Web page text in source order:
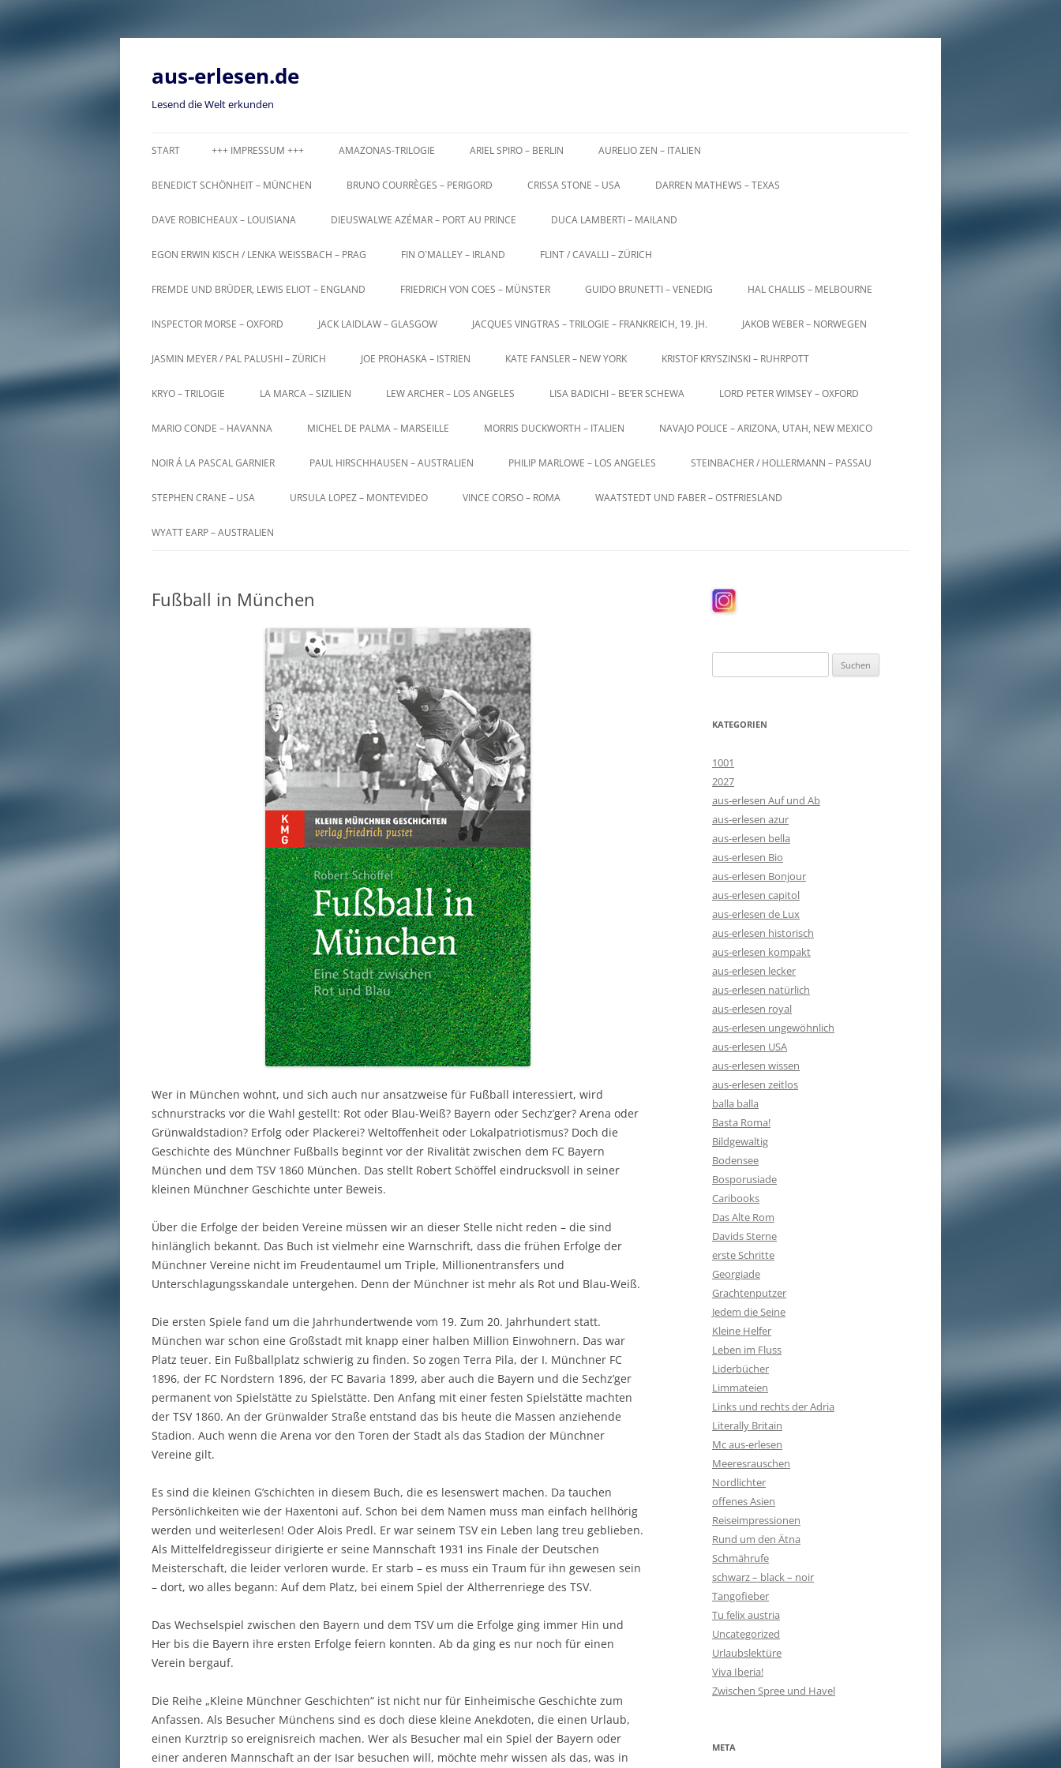
Zum
aus-erlesen.de
Lesend die Welt erkunden
START +++ IMPRESSUM +++ AMAZONAS-TRILOGIE ARIEL SPIRO – BERLIN AURELIO ZEN – ITALIEN
BENEDICT SCHÖNHEIT – MÜNCHEN BRUNO COURRÈGES – PERIGORD CRISSA STONE – USA DARREN MATHEWS – TEXAS
DAVE ROBICHEAUX – LOUISIANA DIEUSWALWE AZÉMAR – PORT AU PRINCE DUCA LAMBERTI – MAILAND
EGON ERWIN KISCH / LENKA WEISSBACH – PRAG FIN O`MALLEY – IRLAND FLINT / CAVALLI – ZÜRICH
FREMDE UND BRÜDER, LEWIS ELIOT – ENGLAND FRIEDRICH VON COES – MÜNSTER GUIDO BRUNETTI – VENEDIG HAL CHALLIS – MELBOURNE
INSPECTOR MORSE – OXFORD JACK LAIDLAW – GLASGOW JACQUES VINGTRAS – TRILOGIE – FRANKREICH, 19. JH. JAKOB WEBER – NORWEGEN
JASMIN MEYER / PAL PALUSHI – ZÜRICH JOE PROHASKA – ISTRIEN KATE FANSLER – NEW YORK KRISTOF KRYSZINSKI – RUHRPOTT
KRYO – TRILOGIE LA MARCA – SIZILIEN LEW ARCHER – LOS ANGELES LISA BADICHI – BE’ER SCHEWA LORD PETER WIMSEY – OXFORD
MARIO CONDE – HAVANNA MICHEL DE PALMA – MARSEILLE MORRIS DUCKWORTH – ITALIEN NAVAJO POLICE – ARIZONA, UTAH, NEW MEXICO
NOIR Á LA PASCAL GARNIER PAUL HIRSCHHAUSEN – AUSTRALIEN PHILIP MARLOWE – LOS ANGELES STEINBACHER / HOLLERMANN – PASSAU
STEPHEN CRANE – USA URSULA LOPEZ – MONTEVIDEO VINCE CORSO – ROMA WAATSTEDT UND FABER – OSTFRIESLAND
WYATT EARP – AUSTRALIEN
Fußball in München
Wer in München wohnt, und sich auch nur ansatzweise für Fußball interessiert, wird
schnurstracks vor die Wahl gestellt: Rot oder Blau-Weiß? Bayern oder Sechz’ger? Arena oder
Grünwaldstadion? Erfolg oder Plackerei? Weltoffenheit oder Lokalpatriotismus? Doch die
Geschichte des Münchner Fußballs beginnt vor der Rivalität zwischen dem FC Bayern
München und dem TSV 1860 München. Das stellt Robert Schöffel eindrucksvoll in seiner
kleinen Münchner Geschichte unter Beweis.
Über die Erfolge der beiden Vereine müssen wir an dieser Stelle nicht reden – die sind
hinlänglich bekannt. Das Buch ist vielmehr eine Warnschrift, dass die frühen Erfolge der
Münchner Vereine nicht im Freudentaumel um Triple, Millionentransfers und
Unterschlagungsskandale untergehen. Denn der Münchner ist mehr als Rot und Blau-Weiß.
Die ersten Spiele fand um die Jahrhundertwende vom 19. Zum 20. Jahrhundert statt.
München war schon eine Großstadt mit knapp einer halben Million Einwohnern. Das war
Platz teuer. Ein Fußballplatz schwierig zu finden. So zogen Terra Pila, der I. Münchner FC
1896, der FC Nordstern 1896, der FC Bavaria 1899, aber auch die Bayern und die Sechz’ger
permanent von Spielstätte zu Spielstätte. Den Anfang mit einer festen Spielstätte machten
der TSV 1860. An der Grünwalder Straße entstand das bis heute die Massen anziehende
Stadion. Auch wenn die Arena vor den Toren der Stadt als das Stadion der Münchner
Vereine gilt.
Es sind die kleinen G’schichten in diesem Buch, die es lesenswert machen. Da tauchen
Persönlichkeiten wie der Haxentoni auf. Schon bei dem Namen muss man einfach hellhörig
werden und weiterlesen! Oder Alois Predl. Er war seinem TSV ein Leben lang treu geblieben.
Als Mittelfeldregisseur dirigierte er seine Mannschaft 1931 ins Finale der Deutschen
Meisterschaft, die leider verloren wurde. Er starb – es muss ein Traum für ihn gewesen sein
– dort, wo alles begann: Auf dem Platz, bei einem Spiel der Altherrenriege des TSV.
Das Wechselspiel zwischen den Bayern und dem TSV um die Erfolge ging immer Hin und
Her bis die Bayern ihre ersten Erfolge feiern konnten. Ab da ging es nur noch für einen
Verein bergauf.
Die Reihe „Kleine Münchner Geschichten“ ist nicht nur für Einheimische Geschichte zum
Anfassen. Als Besucher Münchens sind es doch diese kleine Anekdoten, die einen Urlaub,
einen Kurztrip so ereignisreich machen. Wer als Besucher mal ein Spiel der Bayern oder
einer anderen Mannschaft an der Isar besuchen will, möchte mehr wissen als das, was in
nach:
KATEGORIEN
1001
2027
aus-erlesen Auf und Ab
aus-erlesen azur
aus-erlesen bella
aus-erlesen Bio
aus-erlesen Bonjour
aus-erlesen capitol
aus-erlesen de Lux
aus-erlesen historisch
aus-erlesen kompakt
aus-erlesen lecker
aus-erlesen natürlich
aus-erlesen royal
aus-erlesen ungewöhnlich
aus-erlesen USA
aus-erlesen wissen
aus-erlesen zeitlos
balla balla
Basta Roma!
Bildgewaltig
Bodensee
Bosporusiade
Caribooks
Das Alte Rom
Davids Sterne
erste Schritte
Georgiade
Grachtenputzer
Jedem die Seine
Kleine Helfer
Leben im Fluss
Liderbücher
Limmateien
Links und rechts der Adria
Literally Britain
Mc aus-erlesen
Meeresrauschen
Nordlichter
offenes Asien
Reiseimpressionen
Rund um den Ätna
Schmährufe
schwarz – black – noir
Tangofieber
Tu felix austria
Uncategorized
Urlaubslektüre
Viva Iberia!
Zwischen Spree und Havel
META